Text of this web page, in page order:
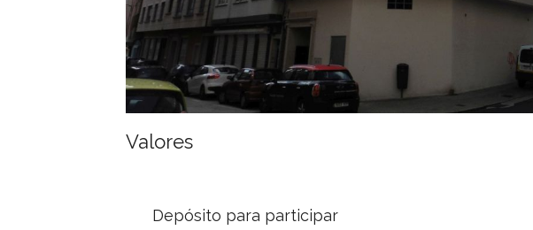
Valores
Depósito para participar